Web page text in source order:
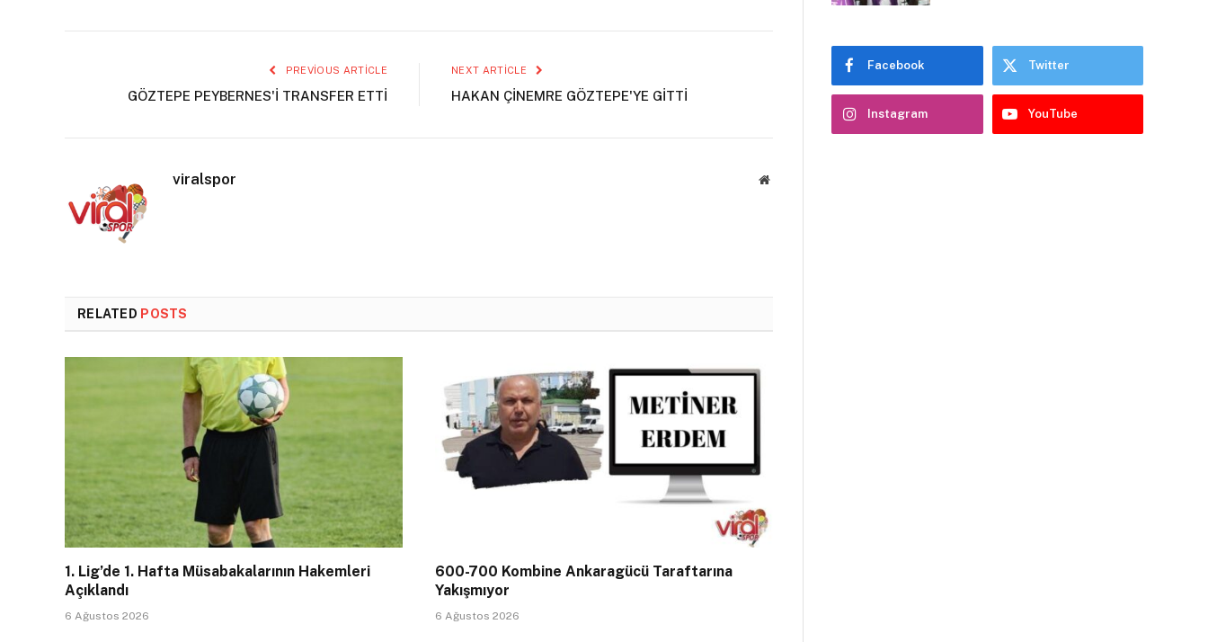
PREVIOUS ARTICLE
GÖZTEPE PEYBERNES'İ TRANSFER ETTİ
NEXT ARTICLE
HAKAN ÇİNEMRE GÖZTEPE'YE GİTTİ
viralspor Website
RELATED POSTS
1. Lig’de 1. Hafta Müsabakalarının Hakemleri
Açıklandı
6 Ağustos 2026
600-700 Kombine Ankaragücü Taraftarına
Yakışmıyor
6 Ağustos 2026
Facebook Twitter
Instagram YouTube